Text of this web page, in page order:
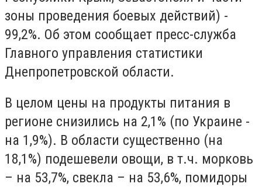
зоны проведения боевых действий) -
99,2%. Об этом сообщает пресс-служба
Главного управления статистики
Днепропетровской области.
В целом цены на продукты питания в
регионе снизились на 2,1% (по Украине -
на 1,9%). В области существенно (на
18,1%) подешевели овощи, в т.ч. морковь
– на 53,7%, свекла – на 53,6%, помидоры